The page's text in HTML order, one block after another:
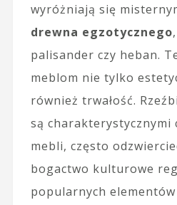
wyróżniają się
drewna egzotycznego
palisander czy heban.
meblom nie tylko
również trwałość.
są charakterystycznymi
mebli, często
bogactwo kulturowe
popularnych elementów